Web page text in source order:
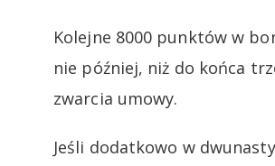
Kolejne 8000 punktów w
nie później, niż do końca
zwarcia umowy.
Jeśli dodatkowo w